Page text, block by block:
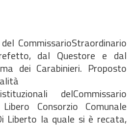
CommissarioStraordinario
dal Questore e dal
dei Carabinieri. Proposto
delCommissario
Consorzio Comunale
Liberto la quale si è recata,